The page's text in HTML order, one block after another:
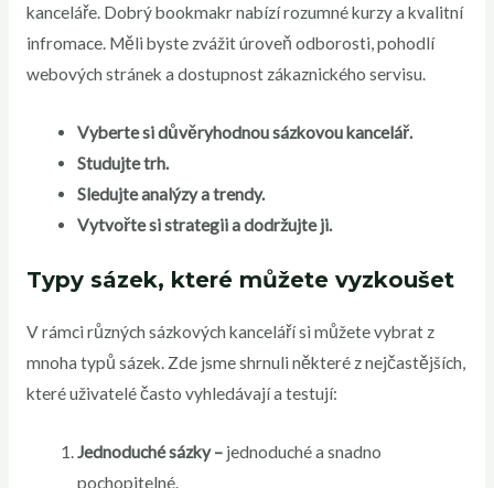
kanceláře. Dobrý bookmakr nabízí rozumné kurzy a kvalitní
infromace. Měli byste zvážit úroveň odborosti, pohodlí
webových stránek a dostupnost zákaznického servisu.
Vyberte si důvěryhodnou sázkovou kancelář.
Studujte trh.
Sledujte analýzy a trendy.
Vytvořte si strategii a dodržujte ji.
Typy sázek, které můžete vyzkoušet
V rámci různých sázkových kanceláří si můžete vybrat z
mnoha typů sázek. Zde jsme shrnuli některé z nejčastějších,
které uživatelé často vyhledávají a testují:
Jednoduché sázky – jednoduché a snadno
pochopitelné.